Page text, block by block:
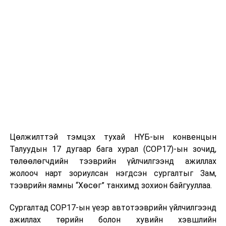
Цөлжилттэй тэмцэх тухай НҮБ-ын конвенцын
Талуудын 17 дугаар бага хурал (COP17)-ын зочид,
төлөөлөгчдийн тээврийн үйлчилгээнд ажиллах
жолооч нарт зориулсан нэгдсэн сургалтыг Зам,
тээврийн яамны “Хөсөг” танхимд зохион байгууллаа.
Сургалтад COP17-ын үеэр автотээврийн үйлчилгээнд
ажиллах төрийн болон хувийн хэвшлийн